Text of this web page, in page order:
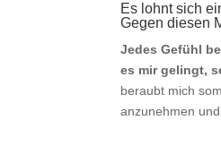
Es lohnt sich
Gegen diesen
Jedes Gefühl
es mir gelingt,
beraubt mich
anzunehmen